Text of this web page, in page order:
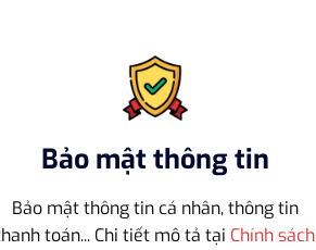
Bảo mật thông tin
Bảo mật thông tin cá nhân, thông tin
toán... Chi tiết mô tả tại Chính sách